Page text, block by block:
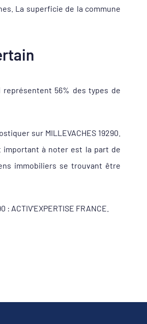
La superficie de la commune
représentent 56% des types de
sur MILLEVACHES 19290.
important à noter est la part de
immobiliers se trouvant être
FRANCE.